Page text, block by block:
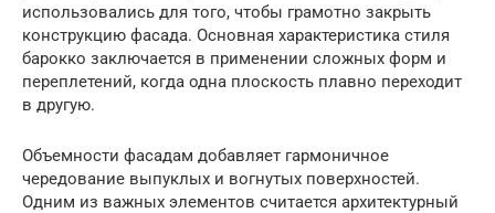
использовались для того, чтобы грамотно закрыть
конструкцию фасада. Основная характеристика стиля
барокко заключается в применении сложных форм и
переплетений, когда одна плоскость плавно переходит
в другую.
Объемности фасадам добавляет гармоничное
чередование выпуклых и вогнутых поверхностей.
Одним из важных элементов считается архитектурный